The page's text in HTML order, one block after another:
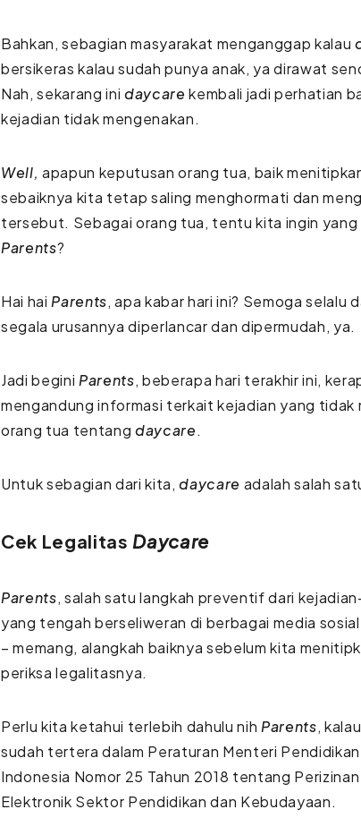
Bahkan, sebagian masyarakat menganggap kalau
bersikeras kalau sudah punya anak, ya dirawat
Nah, sekarang ini daycarekembali jadi perhatian
kejadian tidak mengenakan.
Well, apapun keputusan orang tua, baik
sebaiknya kita tetap saling menghormati dan
tersebut. Sebagai orang tua, tentu kita ingin
Parents?
Hai hai Parents, apa kabar hari ini? Semoga selalu
segala urusannya diperlancar dan dipermudah, ya.
Jadi begini Parents, beberapa hari terakhir ini,
mengandung informasi terkait kejadian yang tidak
orang tua tentang daycare.
Untuk sebagian dari kita,daycare adalah salah
Cek Legalitas Daycare
Parents, salah satu langkah preventif dari
yang tengah berseliweran di berbagai media
– memang, alangkah baiknya sebelum kita
periksa legalitasnya.
Perlu kita ketahui terlebih dahulu nih Parents,
sudah tertera dalam Peraturan Menteri
Indonesia Nomor 25 Tahun 2018 tentang
Elektronik Sektor Pendidikan dan Kebudayaan.